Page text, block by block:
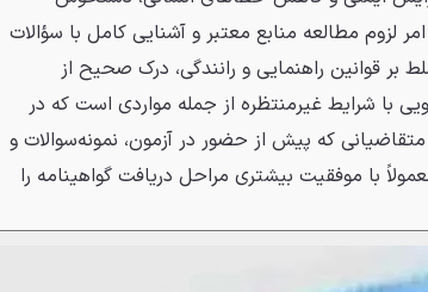
لزوم مطالعه منابع معتبر و آشنایی کامل با سؤالات
بر قوانین راهنمایی و رانندگی، درک صحیح از
با شرایط‌ غیرمنتظره از جمله مواردی است که در
که پیش از حضور در آزمون، نمونه‌سوالات و
با موفقیت بیشتری مراحل دریافت گواهینامه را